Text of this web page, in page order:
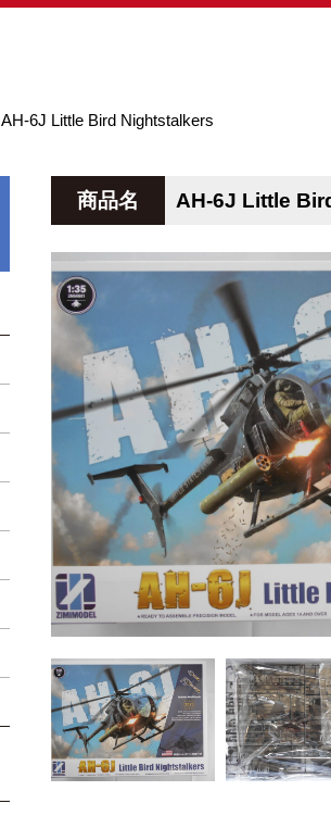
AH-6J Little Bird Nightstalkers
商品名 AH-6J Little